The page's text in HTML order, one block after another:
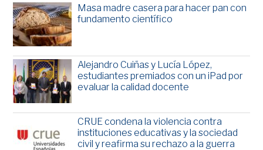
Masa madre casera para hacer pan con
fundamento científico
Alejandro Cuiñas y Lucía López,
estudiantes premiados con un iPad por
evaluar la calidad docente
CRUE condena la violencia contra
instituciones educativas y la sociedad
civil y reafirma su rechazo a la guerra